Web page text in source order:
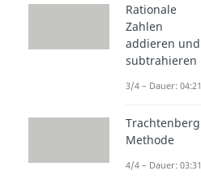
Rationale
Zahlen
addieren und
subtrahieren
3/4 – Dauer: 04:21
Trachtenberg
Methode
4/4 – Dauer: 03:31